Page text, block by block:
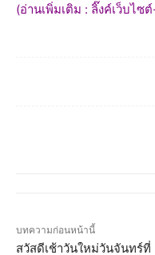
(อ่านเพิ่มเติม : ลิ๊งค์เว็บไ
บทความก่อนหน้านี้
สวัสดีเช้าวันใหม่วันจันทร์ที่